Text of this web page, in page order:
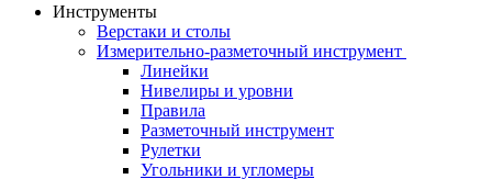
Инструменты
Верстаки и столы
Измерительно-разметочный инструмент
Линейки
Нивелиры и уровни
Правила
Разметочный инструмент
Рулетки
Угольники и угломеры